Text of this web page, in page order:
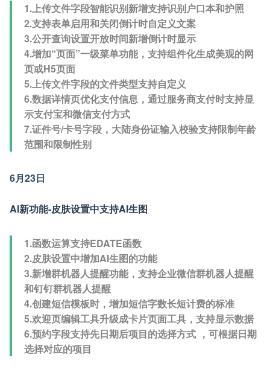
1.上传文件字段智能识别新增支持识别户口本和护照
2.支持表单启用和关闭倒计时自定义文案
3.公开查询设置开放时间新增倒计时显示
4.增加“页面”一级菜单功能，支持组件化生成美观的网
页或H5页面
5.上传文件字段的文件类型支持自定义
6.数据详情页优化支付信息，通过服务商支付时支持显
示支付宝和微信支付方式
7.证件号/卡号字段，大陆身份证输入校验支持限制年龄
范围和限制性别
6月23日
AI新功能-皮肤设置中支持AI生图
1.函数运算支持EDATE函数
2.皮肤设置中增加AI生图的功能
3.新增群机器人提醒功能，支持企业微信群机器人提醒
和钉钉群机器人提醒
4.创建短信模板时，增加短信字数长短计费的标准
5.欢迎页编辑工具升级成卡片页面工具，支持显示数据
6.预约字段支持先日期后项目的选择方式 ，可根据日期
选择对应的项目